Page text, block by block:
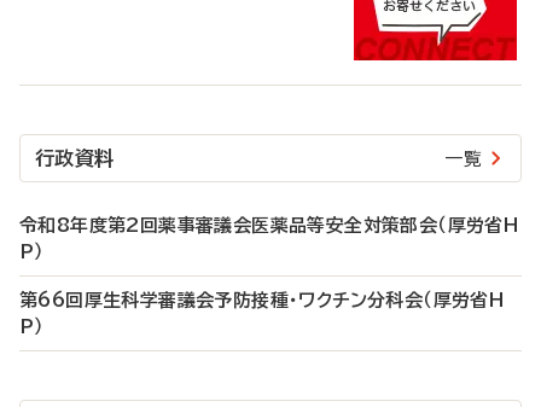
行政資料 一覧
令和8年度第2回薬事審議会医薬品等安全対策部会（厚労省H
P）
第66回厚生科学審議会予防接種・ワクチン分科会（厚労省H
P）